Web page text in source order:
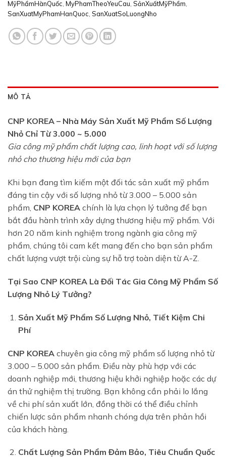
MỹPhẩmHànQuốc, MyPhamTheoYeuCau, SảnXuấtMỹPhẩm,
SanXuatMyPhamHanQuoc, SanXuatSoLuongNho
MÔ TẢ
CNP KOREA – Nhà Máy Sản Xuất Mỹ Phẩm Số Lượng
Nhỏ Chỉ Từ 3.000 ~ 5.000
Gia công mỹ phẩm chất lượng cao, linh hoạt với số lượng
nhỏ cho thương hiệu mới của bạn
Khi bạn đang tìm kiếm một đối tác sản xuất mỹ phẩm
đáng tin cậy với số lượng nhỏ từ 3.000 – 5.000 sản
phẩm, CNP KOREA chính là lựa chọn lý tưởng để bạn
bắt đầu hành trình xây dựng thương hiệu mỹ phẩm. Với
hơn 20 năm kinh nghiệm trong ngành gia công mỹ
phẩm, chúng tôi cam kết mang đến cho bạn sản phẩm
chất lượng vượt trội cùng sự hỗ trợ toàn diện từ A-Z.
Tại Sao CNP KOREA Là Đối Tác Gia Công Mỹ Phẩm Số
Lượng Nhỏ Lý Tưởng?
Sản Xuất Mỹ Phẩm Số Lượng Nhỏ, Tiết Kiệm Chi
Phí
CNP KOREA chuyên gia công mỹ phẩm số lượng nhỏ từ
3.000 – 5.000 sản phẩm. Điều này phù hợp với các
doanh nghiệp mới, thương hiệu khởi nghiệp hoặc các dự
án thử nghiệm thị trường. Bạn không cần phải lo lắng
về chi phí sản xuất lớn, đồng thời có thể điều chỉnh
chiến lược sản phẩm nhanh chóng dựa trên phản hồi
của khách hàng.
Chất Lượng Sản Phẩm Đảm Bảo, Tiêu Chuẩn Quốc